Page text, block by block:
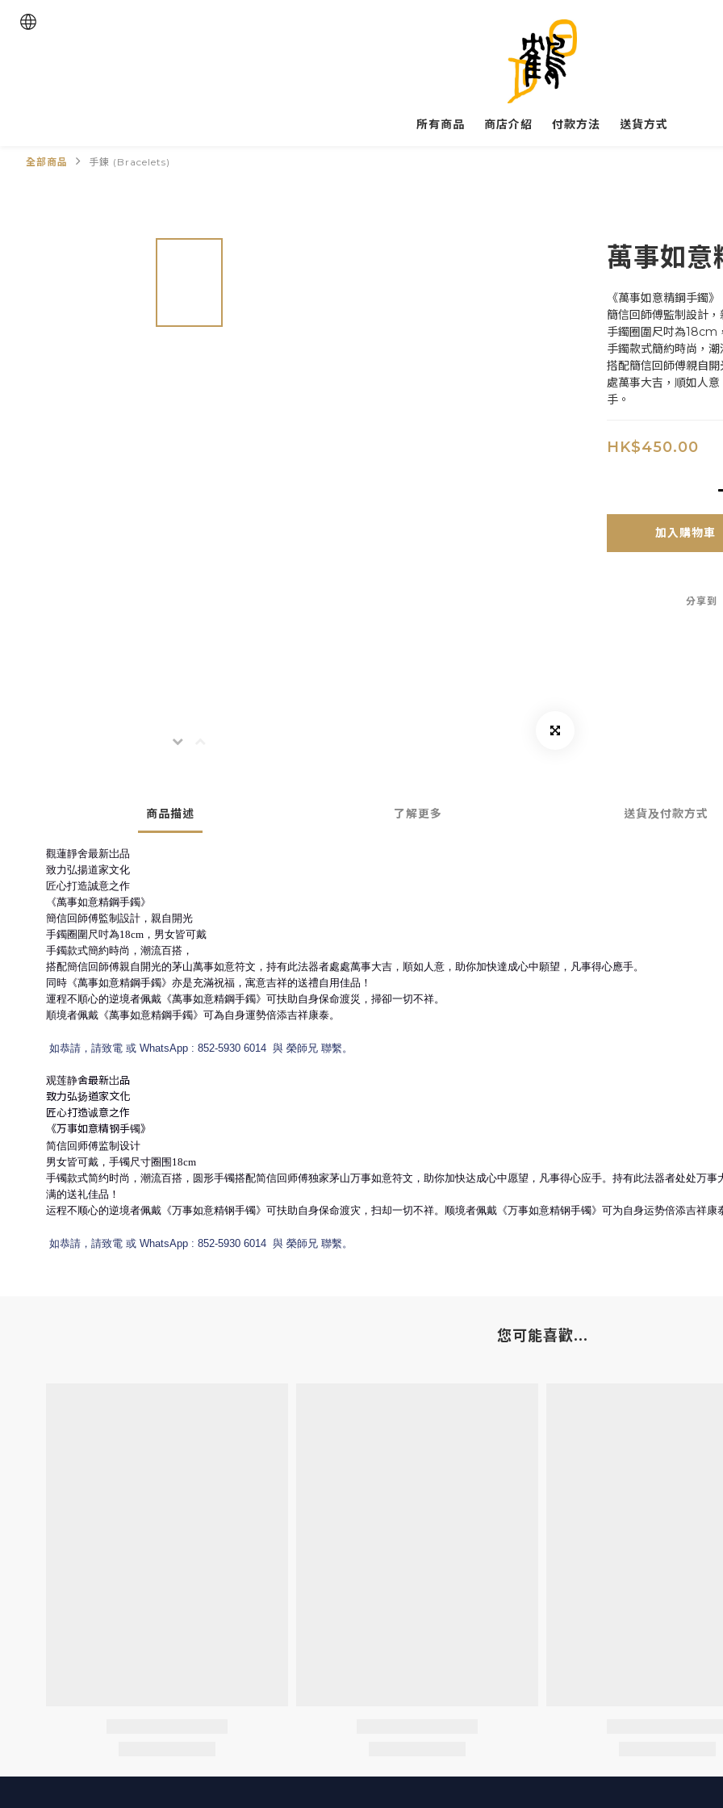
所有商品 商店介紹 付款方法 送貨方式
全部商品 手鍊 (Bracelets)
萬事如意
《萬事如意精鋼手鐲》
簡信回師傅監制設計，
手鐲圈圍尺吋為18cm
手鐲款式簡約時尚，潮
搭配簡信回師傅親自
處萬事大吉，順如人
手。
HK$450.00
加入購物車
分享到
商品描述 了解更多 送貨及付款方式
觀蓮靜舍最新岀品
致力弘揚道家文化
匠心打造誠意之作
《萬事如意精鋼手鐲》
簡信回師傅監制設計，親自開光
手鐲圈圍尺吋為18cm，男女皆可戴
手鐲款式簡約時尚，潮流百搭，
搭配簡信回師傅親自開光的茅山萬事如意符文，持有此法器者處處萬事大吉，順如人意，助你加快達成心中願望，凡事得心應手。
同時《萬事如意精鋼手鐲》亦是充滿祝福，寓意吉祥的送禮自用佳品！
運程不順心的逆境者佩戴《萬事如意精鋼手鐲》可扶助自身保命渡災，掃卻一切不祥。
順境者佩戴《萬事如意精鋼手鐲》可為自身運勢倍添吉祥康泰。
如恭請，請致電 或 WhatsApp : 852-5930 6014 與 榮師兄 聯繫。
观莲静舍最新岀品
致力弘扬道家文化
匠心打造诚意之作
《万事如意精钢手镯》
简信回师傅监制设计
男女皆可戴，手镯尺寸圈围18cm
手镯款式简约时尚，潮流百搭，圆形手镯搭配简信回师傅独家茅山万事如意符文，助你加快达成心中愿望，凡事得心应手。持有此法器者处处万
满的送礼佳品！
运程不顺心的逆境者佩戴《万事如意精钢手镯》可扶助自身保命渡灾，扫却一切不祥。顺境者佩戴《万事如意精钢手镯》可为自身运势倍添吉祥康
如恭請，請致電 或 WhatsApp : 852-5930 6014 與 榮師兄 聯繫。
您可能喜歡...